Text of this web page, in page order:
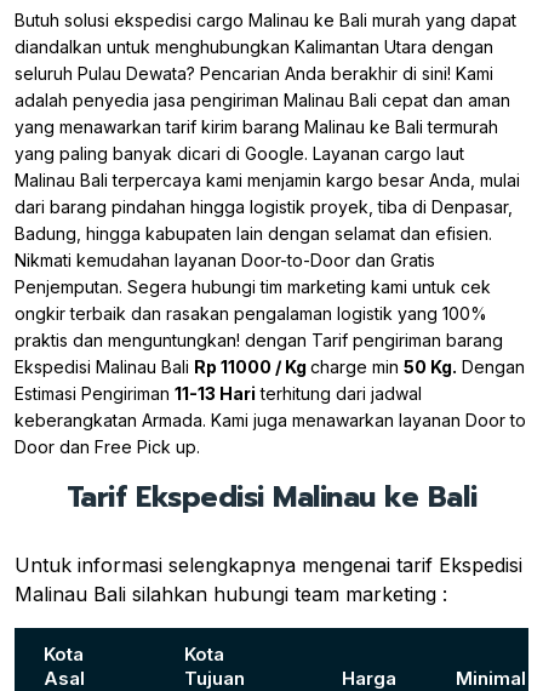
Butuh solusi ekspedisi cargo Malinau ke Bali murah yang dapat
diandalkan untuk menghubungkan Kalimantan Utara dengan
seluruh Pulau Dewata? Pencarian Anda berakhir di sini! Kami
adalah penyedia jasa pengiriman Malinau Bali cepat dan aman
yang menawarkan tarif kirim barang Malinau ke Bali termurah
yang paling banyak dicari di Google. Layanan cargo laut
Malinau Bali terpercaya kami menjamin kargo besar Anda, mulai
dari barang pindahan hingga logistik proyek, tiba di Denpasar,
Badung, hingga kabupaten lain dengan selamat dan efisien.
Nikmati kemudahan layanan Door-to-Door dan Gratis
Penjemputan. Segera hubungi tim marketing kami untuk cek
ongkir terbaik dan rasakan pengalaman logistik yang 100%
praktis dan menguntungkan! dengan Tarif pengiriman barang
Ekspedisi Malinau Bali Rp 11000 / Kg charge min 50 Kg. Dengan
Estimasi Pengiriman 11-13 Hari terhitung dari jadwal
keberangkatan Armada. Kami juga menawarkan layanan Door to
Door dan Free Pick up.
Tarif Ekspedisi Malinau ke Bali
Untuk informasi selengkapnya mengenai tarif Ekspedisi
Malinau Bali silahkan hubungi team marketing :
Kota
Asal
Kota
Tujuan
Harga Minimal